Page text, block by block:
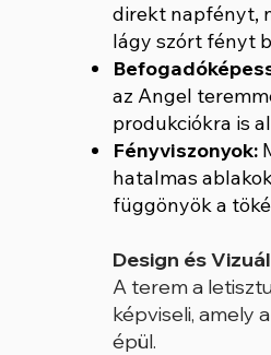
direkt napfényt,
lágy szórt fényt
az Angel
produkciókra is
Fényviszonyok:
hatalmas
függönyök a
Design és
A terem a
képviseli, amely
épül.